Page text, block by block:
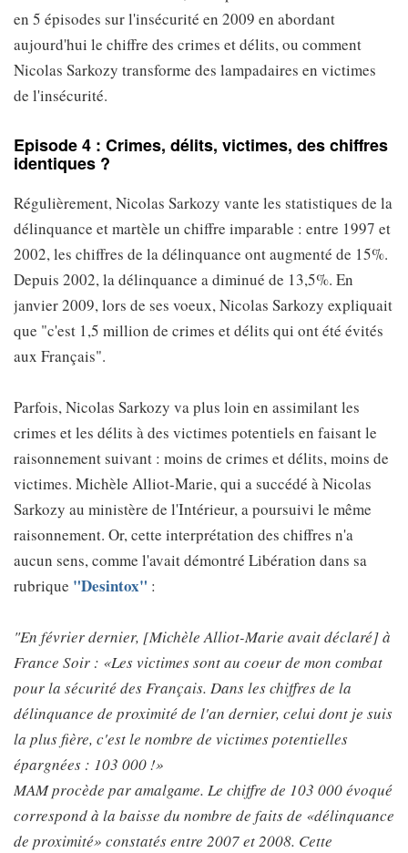
en 5 épisodes sur l'insécurité en 2009 en abordant
aujourd'hui le chiffre des crimes et délits, ou comment
Nicolas Sarkozy transforme des lampadaires en victimes
de l'insécurité.
Episode 4 : Crimes, délits, victimes, des chiffres
identiques ?
Régulièrement, Nicolas Sarkozy vante les statistiques de la
délinquance et martèle un chiffre imparable : entre 1997 et
2002, les chiffres de la délinquance ont augmenté de 15%.
Depuis 2002, la délinquance a diminué de 13,5%. En
janvier 2009, lors de ses voeux, Nicolas Sarkozy expliquait
que "c'est 1,5 million de crimes et délits qui ont été évités
aux Français".
Parfois, Nicolas Sarkozy va plus loin en assimilant les
crimes et les délits à des victimes potentiels en faisant le
raisonnement suivant : moins de crimes et délits, moins de
victimes. Michèle Alliot-Marie, qui a succédé à Nicolas
Sarkozy au ministère de l'Intérieur, a poursuivi le même
raisonnement. Or, cette interprétation des chiffres n'a
aucun sens, comme l'avait démontré Libération dans sa
rubrique "Desintox" :
"En février dernier, [Michèle Alliot-Marie avait déclaré] à
France Soir : «Les victimes sont au coeur de mon combat
pour la sécurité des Français. Dans les chiffres de la
délinquance de proximité de l'an dernier, celui dont je suis
la plus fière, c'est le nombre de victimes potentielles
épargnées : 103 000 !»
MAM procède par amalgame. Le chiffre de 103 000 évoqué
correspond à la baisse du nombre de faits de «délinquance
de proximité» constatés entre 2007 et 2008. Cette